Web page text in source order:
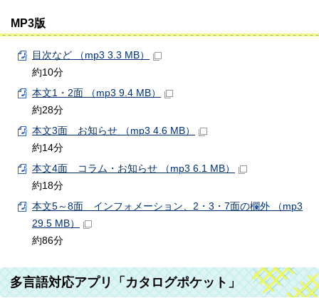
MP3版
目次など （mp3 3.3 MB）
約10分
本文1・2面 （mp3 9.4 MB）
約28分
本文3面 お知らせ （mp3 4.6 MB）
約14分
本文4面 コラム・お知らせ （mp3 6.1 MB）
約18分
本文5～8面 インフォメーション、2・3・7面の欄外 （mp3
29.5 MB）
約86分
多言語対応アプリ「カタログポケット」